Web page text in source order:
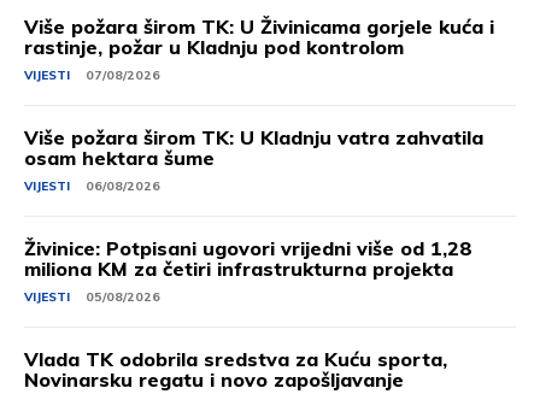
Više požara širom TK: U Živinicama gorjele kuća i
rastinje, požar u Kladnju pod kontrolom
VIJESTI 07/08/2026
Više požara širom TK: U Kladnju vatra zahvatila
osam hektara šume
VIJESTI 06/08/2026
Živinice: Potpisani ugovori vrijedni više od 1,28
miliona KM za četiri infrastrukturna projekta
VIJESTI 05/08/2026
Vlada TK odobrila sredstva za Kuću sporta,
Novinarsku regatu i novo zapošljavanje